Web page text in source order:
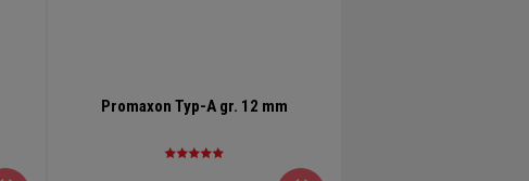
Promaxon Typ-A gr. 12 mm